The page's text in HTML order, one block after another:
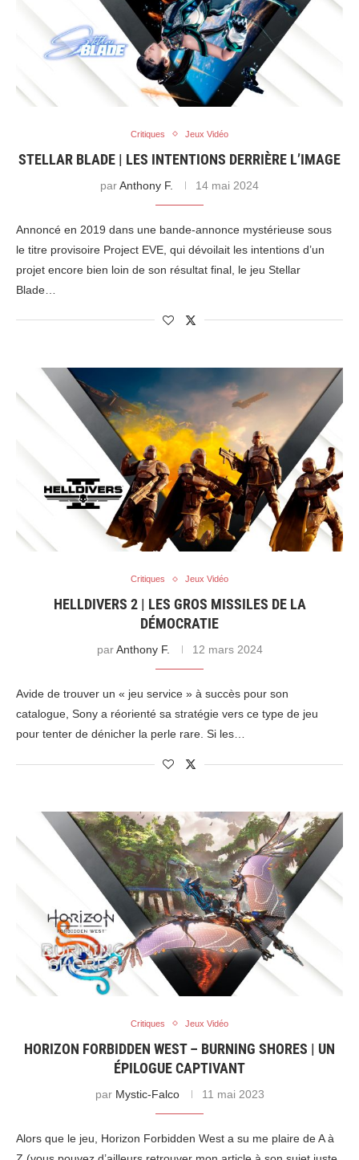
Critiques Jeux Vidéo
STELLAR BLADE | LES INTENTIONS DERRIÈRE L’IMAGE
parAnthony F. 14 mai 2024
Annoncé en 2019 dans une bande-annonce mystérieuse sous
le titre provisoire Project EVE, qui dévoilait les intentions d’un
projet encore bien loin de son résultat final, le jeu Stellar
Blade…
Critiques Jeux Vidéo
HELLDIVERS 2 | LES GROS MISSILES DE LA
DÉMOCRATIE
parAnthony F. 12 mars 2024
Avide de trouver un « jeu service » à succès pour son
catalogue, Sony a réorienté sa stratégie vers ce type de jeu
pour tenter de dénicher la perle rare. Si les…
Critiques Jeux Vidéo
HORIZON FORBIDDEN WEST – BURNING SHORES | UN
ÉPILOGUE CAPTIVANT
par Mystic-Falco 11 mai 2023
Alors que le jeu, Horizon Forbidden West a su me plaire de A à